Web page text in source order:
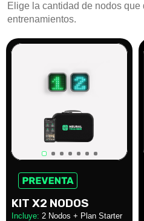
Elige la cantidad de nodos que
entrenamientos.
KIT X2 NODOS
Incluye: 2 Nodos + Plan Starter